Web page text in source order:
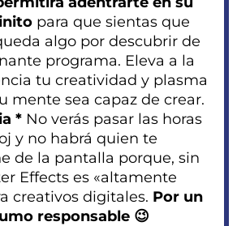
para que sientas que
algo por descubrir de
programa. Eleva a la
tu creatividad y plasma
mente sea capaz de crear.
* No verás pasar las horas
y no habrá quien te
de la pantalla porque, sin
Effects es «altamente
creativos digitales. Por un
responsable 😉